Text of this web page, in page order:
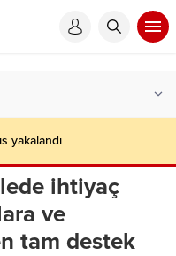
yakalandı
ihtiyaç
ve
tam destek